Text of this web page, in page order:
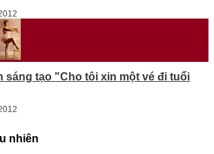
sáng tạo "Cho tôi xin một vé đi tuổi
nhiên